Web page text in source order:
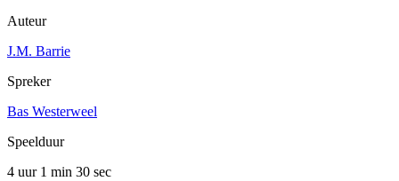
Auteur
J.M. Barrie
Spreker
Bas Westerweel
Speelduur
4 uur 1 min 30 sec